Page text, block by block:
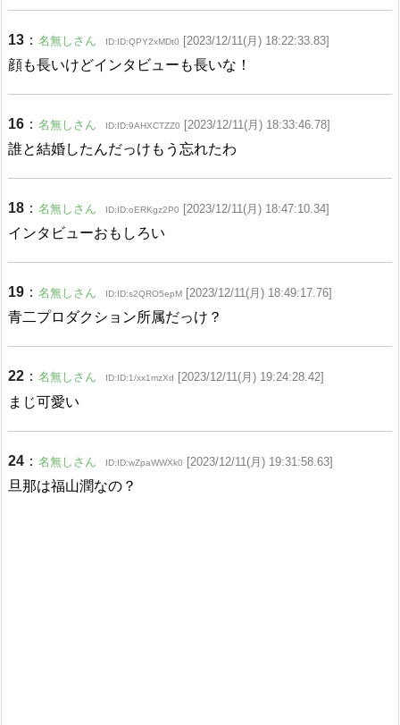
13 ： 名無しさん ID:ID:QPY2xMDt0 [2023/12/11(月) 18:22:33.83]
顔も長いけどインタビューも長いな！
16 ： 名無しさん ID:ID:9AHXCTZZ0 [2023/12/11(月) 18:33:46.78]
誰と結婚したんだっけもう忘れたわ
18 ： 名無しさん ID:ID:oERKgz2P0 [2023/12/11(月) 18:47:10.34]
インタビューおもしろい
19 ： 名無しさん ID:ID:s2QRO5epM [2023/12/11(月) 18:49:17.76]
青二プロダクション所属だっけ？
22 ： 名無しさん ID:ID:1/xx1mzXd [2023/12/11(月) 19:24:28.42]
まじ可愛い
24 ： 名無しさん ID:ID:wZpaWWXk0 [2023/12/11(月) 19:31:58.63]
旦那は福山潤なの？